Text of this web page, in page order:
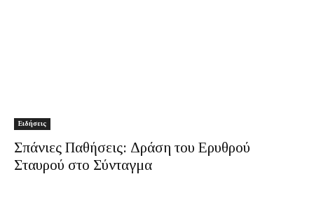
Ειδήσεις
Σπάνιες Παθήσεις: Δράση του Ερυθρού
Σταυρού στο Σύνταγμα